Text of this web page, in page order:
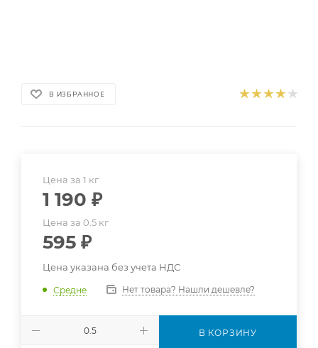
В ИЗБРАННОЕ
Цена за 1 кг
1 190 ₽
Цена за 0.5 кг
595 ₽
Цена указана без учета НДС
Средне Нет товара? Нашли дешевле?
В КОРЗИНУ